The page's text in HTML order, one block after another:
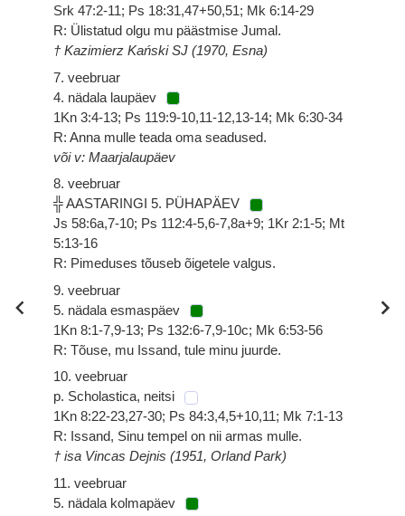
Srk 47:2-11; Ps 18:31,47+50,51; Mk 6:14-29
R: Ülistatud olgu mu päästmise Jumal.
† Kazimierz Kański SJ (1970, Esna)
7. veebruar
4. nädala laupäev
1Kn 3:4-13; Ps 119:9-10,11-12,13-14; Mk 6:30-34
R: Anna mulle teada oma seadused.
või v: Maarjalaupäev
8. veebruar
╬ AASTARINGI 5. PÜHAPÄEV
Js 58:6a,7-10; Ps 112:4-5,6-7,8a+9; 1Kr 2:1-5; Mt
5:13-16
R: Pimeduses tõuseb õigetele valgus.
9. veebruar
5. nädala esmaspäev
1Kn 8:1-7,9-13; Ps 132:6-7,9-10c; Mk 6:53-56
R: Tõuse, mu Issand, tule minu juurde.
10. veebruar
p. Scholastica, neitsi
1Kn 8:22-23,27-30; Ps 84:3,4,5+10,11; Mk 7:1-13
R: Issand, Sinu tempel on nii armas mulle.
† isa Vincas Dejnis (1951, Orland Park)
11. veebruar
5. nädala kolmapäev